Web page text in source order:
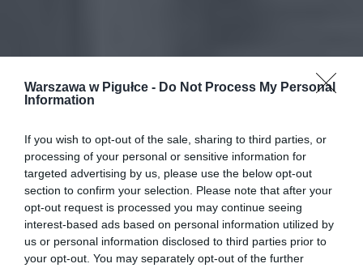
Warszawa w Pigułce - Do Not Process My Personal
Information
If you wish to opt-out of the sale, sharing to third parties, or
processing of your personal or sensitive information for
targeted advertising by us, please use the below opt-out
section to confirm your selection. Please note that after your
opt-out request is processed you may continue seeing
interest-based ads based on personal information utilized by
us or personal information disclosed to third parties prior to
your opt-out. You may separately opt-out of the further